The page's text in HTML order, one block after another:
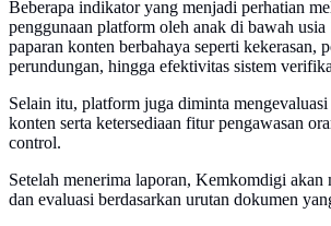
Beberapa indikator yang menjadi perhatian
penggunaan platform oleh anak di bawah usia
paparan konten berbahaya seperti kekerasan,
perundungan, hingga efektivitas sistem
Selain itu, platform juga diminta mengevaluasi
konten serta ketersediaan fitur pengawasan
control.
Setelah menerima laporan, Kemkomdigi
dan evaluasi berdasarkan urutan dokumen